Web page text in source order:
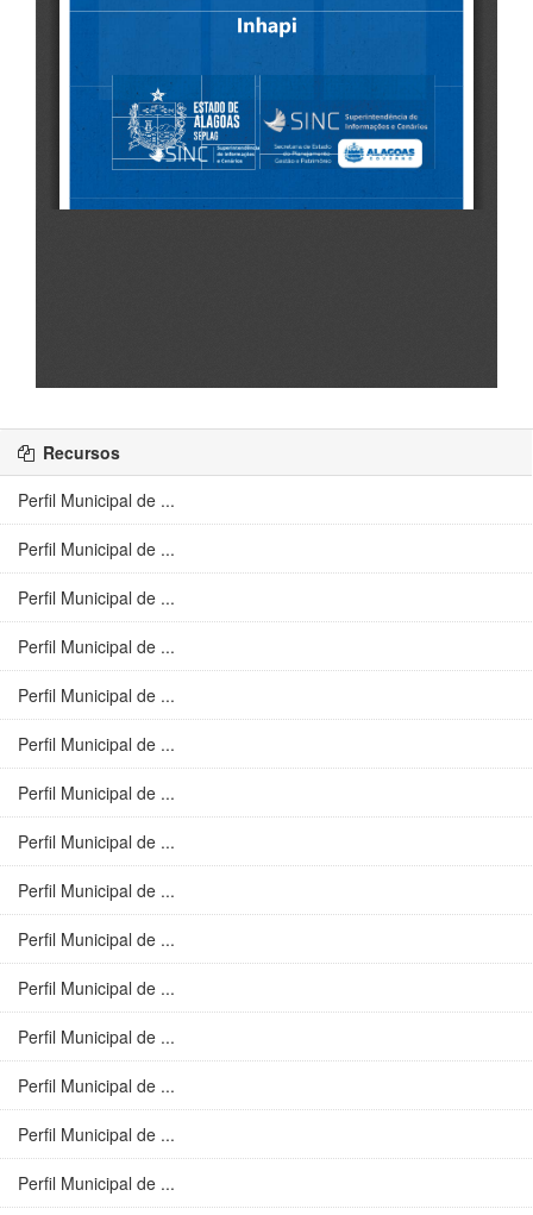
Recursos
Perfil Municipal de ...
Perfil Municipal de ...
Perfil Municipal de ...
Perfil Municipal de ...
Perfil Municipal de ...
Perfil Municipal de ...
Perfil Municipal de ...
Perfil Municipal de ...
Perfil Municipal de ...
Perfil Municipal de ...
Perfil Municipal de ...
Perfil Municipal de ...
Perfil Municipal de ...
Perfil Municipal de ...
Perfil Municipal de ...